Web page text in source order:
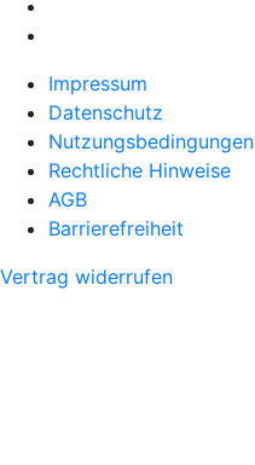
Impressum
Datenschutz
Nutzungsbedingungen
Rechtliche Hinweise
AGB
Barrierefreiheit
Vertrag widerrufen